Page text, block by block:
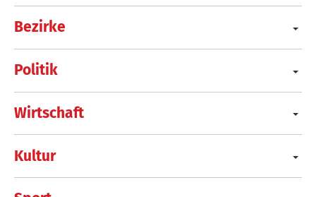
Bezirke
Politik
Wirtschaft
Kultur